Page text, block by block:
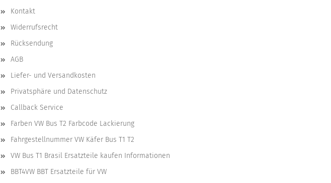
Kontakt
Widerrufsrecht
Rücksendung
AGB
Liefer- und Versandkosten
Privatsphäre und Datenschutz
Callback Service
Farben VW Bus T2 Farbcode Lackierung
Fahrgestellnummer VW Käfer Bus T1 T2
VW Bus T1 Brasil Ersatzteile kaufen Informationen
BBT4VW BBT Ersatzteile für VW